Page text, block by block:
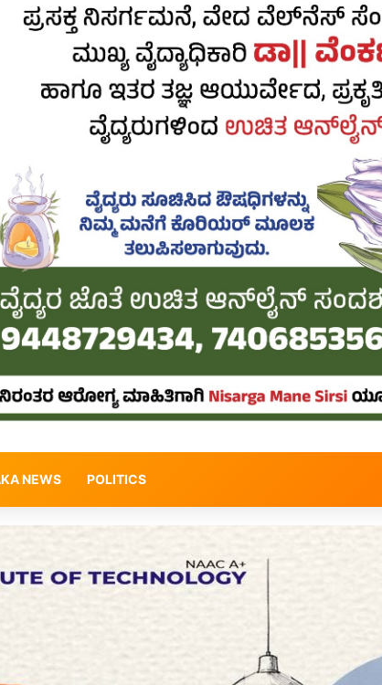
NEWS POLITICS